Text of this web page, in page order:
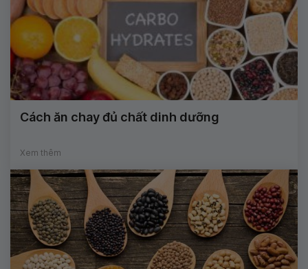
Cách ăn chay đủ chất dinh dưỡng
Xem thêm